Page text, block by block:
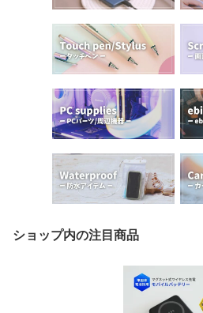
ショップ内の注目商品